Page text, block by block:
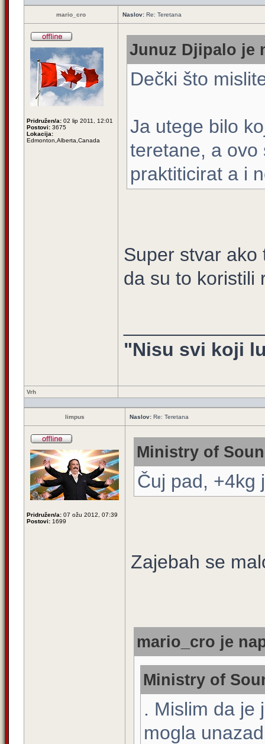
mario_cro Naslov: Re: Teretana
Pridružen/a: 02 lip 2011, 12:01
Postovi: 3675
Lokacija:
Edmonton,Alberta,Canada
Junuz Djipalo je
Dečki što
Ja utege bilo
teretane, a ovo
praktiticirat a i
Super stvar ako
da su to koristili
"Nisu svi koji
Vrh
limpus Naslov: Re: Teretana
Pridružen/a: 07 ožu 2012, 07:39
Postovi: 1699
Ministry of
Čuj pad, +4kg
Zajebah se
mario_cro je
Ministry of
. Mislim da je
mogla